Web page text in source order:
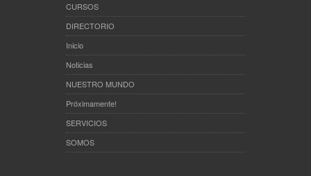
CURSOS
DIRECTORIO
Inicio
Noticias
NUESTRO MUNDO
Próximamente!
SERVICIOS
SOMOS